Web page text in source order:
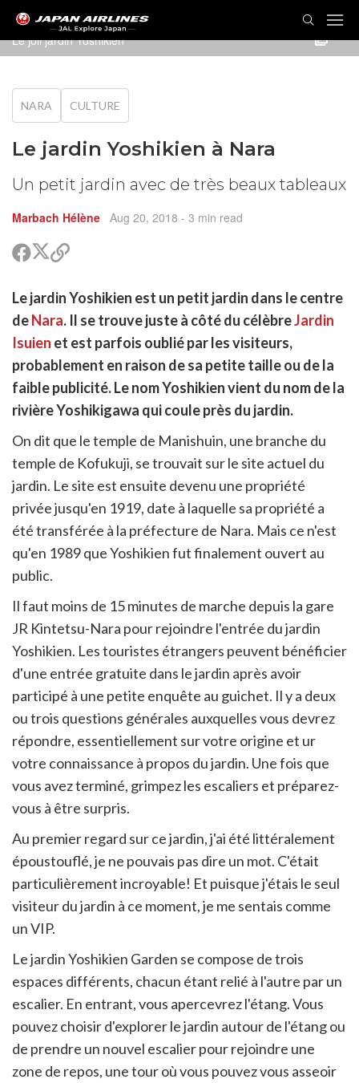
Le joli jardin Yoshikien
NARA CULTURE
Le jardin Yoshikien à Nara
Un petit jardin avec de très beaux tableaux
Marbach Hélène Aug 20, 2018 - 3 min read
PartagerPartager
sur
Copier
pour
partager
Le jardin Yoshikien est un petit jardin dans le centre
deNara. Il se trouve juste à côté du célèbreJardin
Isuien et est parfois oublié par les visiteurs,
probablement en raison de sa petite taille ou de la
faible publicité. Le nom Yoshikien vient du nom de la
rivière Yoshikigawa qui coule près du jardin.
On dit que le temple de Manishuin, une branche du
temple de Kofukuji, se trouvait sur le site actuel du
jardin. Le site est ensuite devenu une propriété
privée jusqu'en 1919, date à laquelle sa propriété a
été transférée à la préfecture de Nara. Mais ce n'est
qu'en 1989 que Yoshikien fut finalement ouvert au
public.
Il faut moins de 15 minutes de marche depuis la gare
JR Kintetsu-Nara pour rejoindre l'entrée du jardin
Yoshikien. Les touristes étrangers peuvent bénéficier
d'une entrée gratuite dans le jardin après avoir
participé à une petite enquête au guichet. Il y a deux
ou trois questions générales auxquelles vous devrez
répondre, essentiellement sur votre origine et ur
votre connaissance à propos du jardin. Une fois que
vous avez terminé, grimpez les escaliers et préparez-
vous à être surpris.
Au premier regard sur ce jardin, j'ai été littéralement
époustouflé, je ne pouvais pas dire un mot. C'était
particulièrement incroyable! Et puisque j'étais le seul
visiteur du jardin à ce moment, je me sentais comme
un VIP.
Le jardin Yoshikien Garden se compose de trois
espaces différents, chacun étant relié à l'autre par un
escalier. En entrant, vous apercevrez l'étang. Vous
pouvez choisir d'explorer le jardin autour de l'étang ou
de prendre un nouvel escalier pour rejoindre une
zone de repos, une tour où vous pouvez vous asseoir